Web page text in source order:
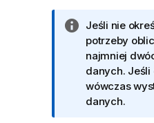
I
n
f
o
r
m
Jeśli nie
potrzeby
najmniej
danych. Jeśli
wówczas
danych.